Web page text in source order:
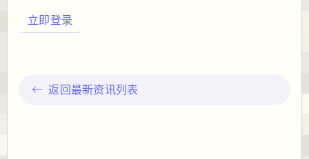
立即登录
返回最新资讯列表